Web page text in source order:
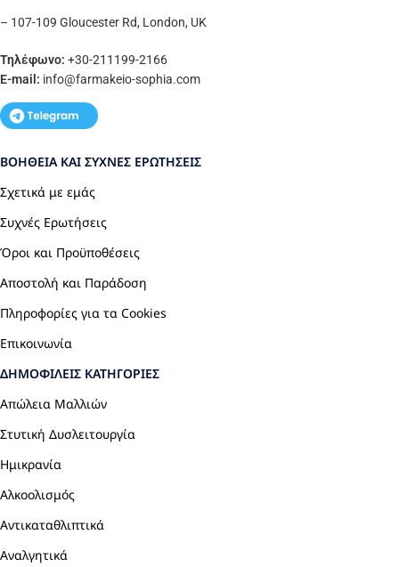
– 107-109 Gloucester Rd, London, UK
Τηλέφωνο: +30-211199-2166
E-mail: info@farmakeio-sophia.com
ΒΟΉΘΕΙΑ ΚΑΙ ΣΥΧΝΈΣ ΕΡΩΤΉΣΕΙΣ
Σχετικά με εμάς
Συχνές Ερωτήσεις
Όροι και Προϋποθέσεις
Αποστολή και Παράδοση
Πληροφορίες για τα Cookies
Επικοινωνία
ΔΗΜΟΦΙΛΕΊΣ ΚΑΤΗΓΟΡΊΕΣ
Απώλεια Μαλλιών
Στυτική Δυσλειτουργία
Ημικρανία
Αλκοολισμός
Αντικαταθλιπτικά
Αναλγητικά